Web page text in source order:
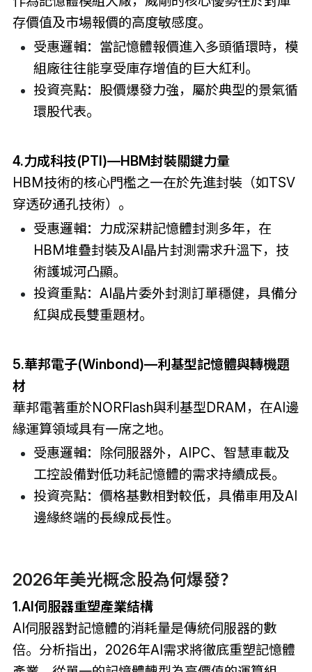
存價值及市場報價的高度敏感度。
受惠邏輯：當記憶體報價進入多頭循環時，模
組廠往往能享受庫存增值的巨大紅利。
投資亮點：股價爆發力強，屬於典型的景氣循
環股代表。
4.力成科技(PTI)—HBM封裝關鍵力量
HBM技術的核心門檻之一在於先進封裝（如TSV
穿透矽通孔技術）。
受惠邏輯：力成深耕記憶體封測多年，在
HBM堆疊封裝及AI晶片封測需求升溫下，技
術護城河凸顯。
投資重點：AI晶片委外封測訂單穩健，具備分
紅與成長雙重題材。
5.華邦電子(Winbond)—利基型記憶體與轉機題
材
華邦電著重於NORFlash與利基型DRAM，在AI邊
緣運算領域具有一席之地。
受惠邏輯：除伺服器外，AIPC、智慧車載及
工控設備對低功耗記憶體的需求持續成長。
投資亮點：價格基數相對較低，具備車用及AI
邊緣終端的長線成長性。
2026年美光概念股為何爆發？
1.AI伺服器重塑產業結構
AI伺服器對記憶體的消耗量是傳統伺服器的數
倍。分析指出，2026年AI需求將徹底重塑記憶體